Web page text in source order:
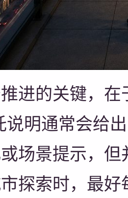
进的关键，在
说明通常会给
场景提示，
探索时，最